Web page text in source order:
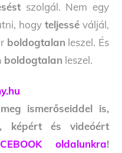
szolgál. Nem egy
hogy teljesséváljál,
boldogtalan leszel. És
boldogtalan leszel.
ismerőseiddel is,
képért és videóért
oldalunkra!